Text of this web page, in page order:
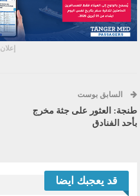
إعلان
السابق بوست
طنجة: العثور على جثة مخرج
بأحد الفنادق
قد يعجبك ايضا